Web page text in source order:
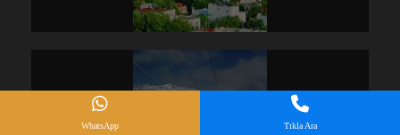
WhatsApp Tıkla Ara